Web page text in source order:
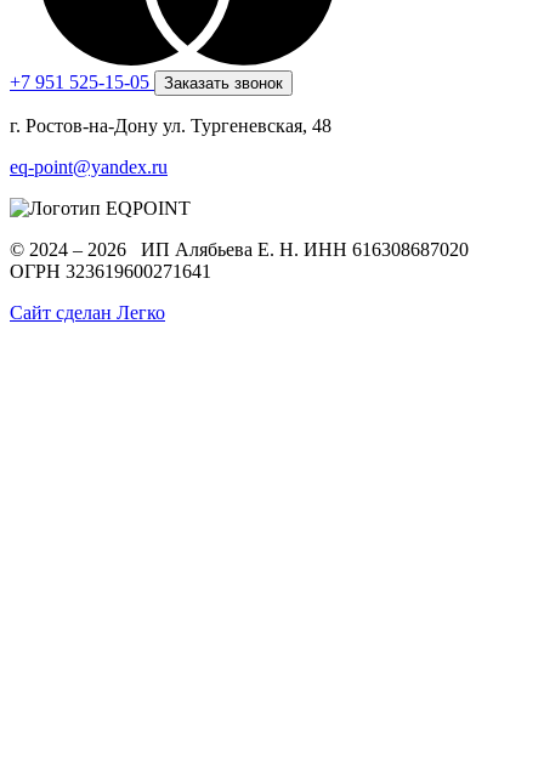
+7 951 525-15-05 Заказать звонок
г. Ростов-на-Дону ул. Тургеневская, 48
eq-point@yandex.ru
© 2024 – 2026 ИП Алябьева Е. Н. ИНН 616308687020
ОГРН 323619600271641
Сайт сделан Легко